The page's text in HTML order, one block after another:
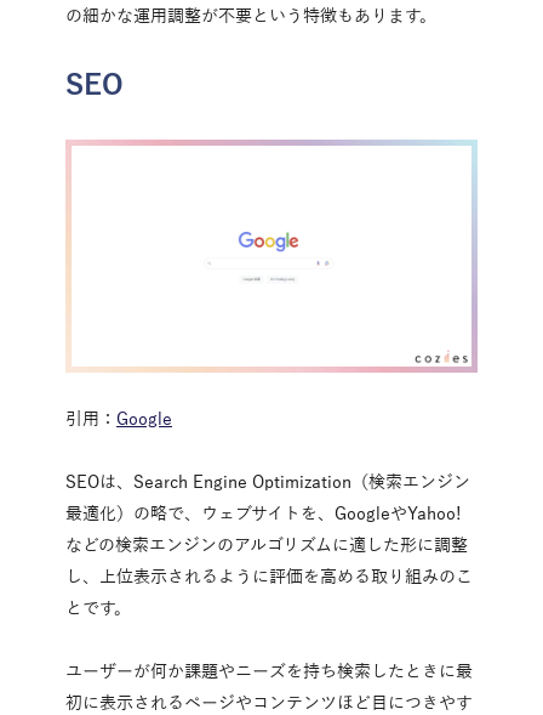
の細かな運用調整が不要という特徴もあります。
SEO
引用： Google
SEOは、Search Engine Optimization（検索エンジン
最適化）の略で、ウェブサイトを、GoogleやYahoo!
などの検索エンジンのアルゴリズムに適した形に調整
し、上位表示されるように評価を高める取り組みのこ
とです。
ユーザーが何か課題やニーズを持ち検索したときに最
初に表示されるページやコンテンツほど目につきやす